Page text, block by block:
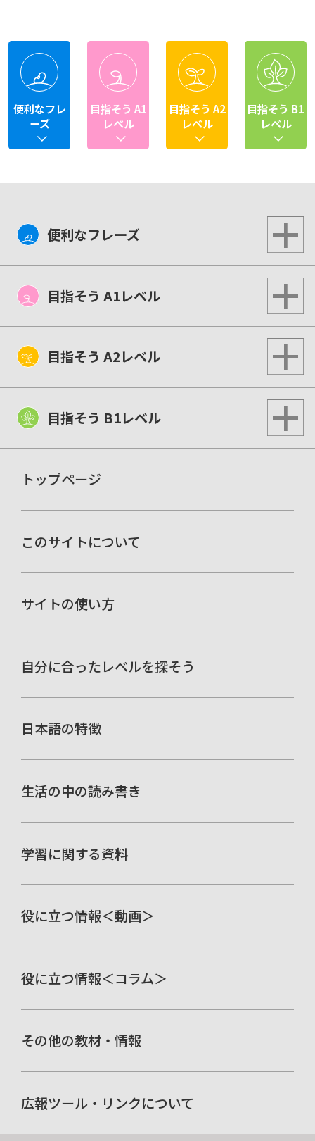
便利なフレ
ーズ
目指そう A1
レベル
目指そう A2
レベル
目指そう B1
レベル
便利なフレーズ
目指そう A1レベル
目指そう A2レベル
目指そう B1レベル
トップページ
このサイトについて
サイトの使い方
自分に合ったレベルを探そう
日本語の特徴
生活の中の読み書き
学習に関する資料
役に立つ情報＜動画＞
役に立つ情報＜コラム＞
その他の教材・情報
広報ツール・リンクについて